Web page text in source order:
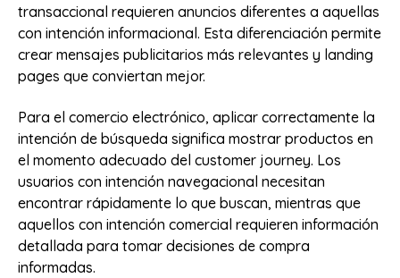
transaccional requieren anuncios diferentes a aquellas
con intención informacional. Esta diferenciación permite
crear mensajes publicitarios más relevantes y landing
pages que conviertan mejor.
Para el comercio electrónico, aplicar correctamente la
intención de búsqueda significa mostrar productos en
el momento adecuado del customer journey. Los
usuarios con intención navegacional necesitan
encontrar rápidamente lo que buscan, mientras que
aquellos con intención comercial requieren información
detallada para tomar decisiones de compra
informadas.